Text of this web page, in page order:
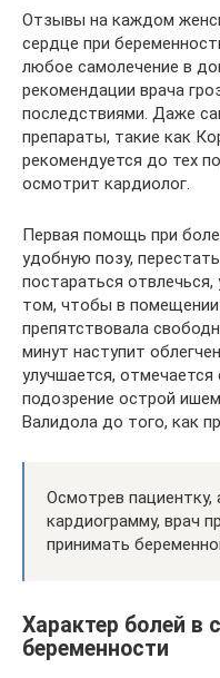
Отзывы на каждом
сердце при
любое самолечение в
рекомендации врача
последствиями. Даже
препараты, такие как
рекомендуется до тех
осмотрит кардиолог.
Первая помощь при
удобную позу,
постараться
том, чтобы в
препятствовала
минут наступит
улучшается,
подозрение острой
Валидола до того, как
Осмотрев пациентку,
кардиограмму, врач
принимать
Характер болей в
беременности